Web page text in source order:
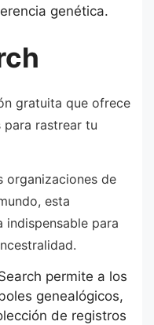
genética.
gratuita que ofrece
para rastrear tu
organizaciones de
esta
indispensable para
permite a los
genealógicos,
de registros